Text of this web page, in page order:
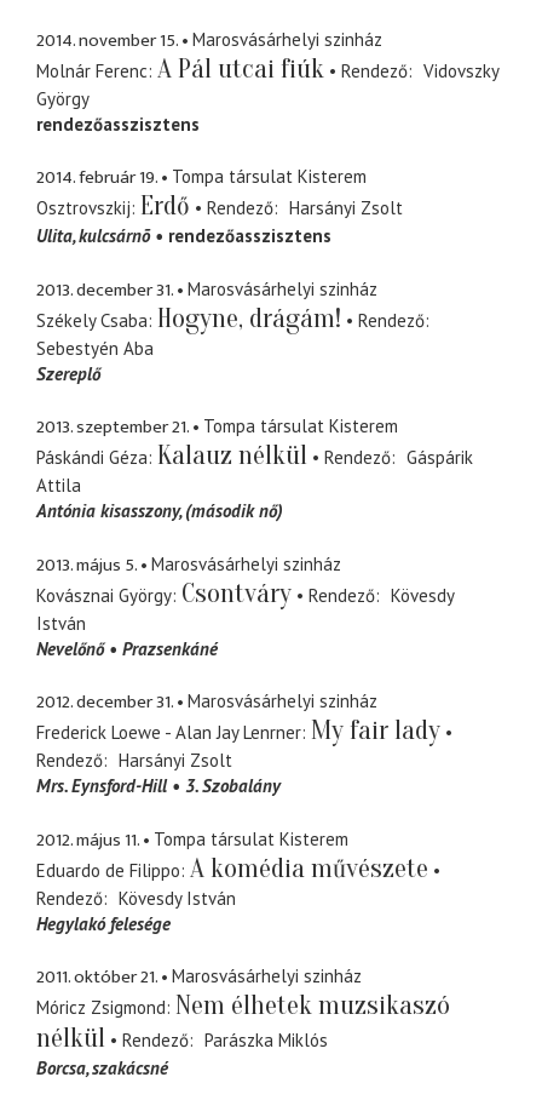
2014. november 15.
Marosvásárhelyi szinház
Molnár Ferenc A Pál utcai fiúk Rendező
Vidovszky
György
rendezőasszisztens
2014. február 19.
Tompa társulat Kisterem
Osztrovszkij Erdő Rendező
Harsányi Zsolt
Ulita kulcsárnõ rendezőasszisztens
2013. december 31.
Marosvásárhelyi szinház
Székely Csaba Hogyne, drágám!
Rendező
Sebestyén Aba
Szereplő
2013. szeptember 21.
Tompa társulat Kisterem
Páskándi Géza Kalauz nélkül Rendező
Gáspárik
Attila
Antónia kisasszony (második nő)
2013. május 5.
Marosvásárhelyi szinház
Kovásznai György Csontváry Rendező
Kövesdy
István
Nevelőnő
Prazsenkáné
2012. december 31.
Marosvásárhelyi szinház
Frederick Loewe - Alan Jay Lenrner My fair lady
Rendező
Harsányi Zsolt
Mrs. Eynsford-Hill
3. Szobalány
2012. május 11.
Tompa társulat Kisterem
Eduardo de Filippo A komédia művészete
Rendező
Kövesdy István
Hegylakó felesége
2011. október 21.
Marosvásárhelyi szinház
Móricz Zsigmond Nem élhetek muzsikaszó
nélkül
Rendező
Parászka Miklós
Borcsa szakácsné